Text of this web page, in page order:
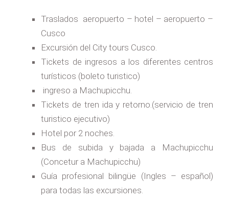
Traslados aeropuerto – hotel – aeropuerto –
Cusco
Excursión del City tours Cusco.
Tickets de ingresos a los diferentes centros
turísticos (boleto turistico)
ingreso a Machupicchu.
Tickets de tren ida y retorno.(servicio de tren
turistico ejecutivo)
Hotel por 2 noches.
Bus de subida y bajada a Machupicchu
(Concetur a Machupicchu)
Guía profesional bilingüe (Ingles – español)
para todas las excursiones.